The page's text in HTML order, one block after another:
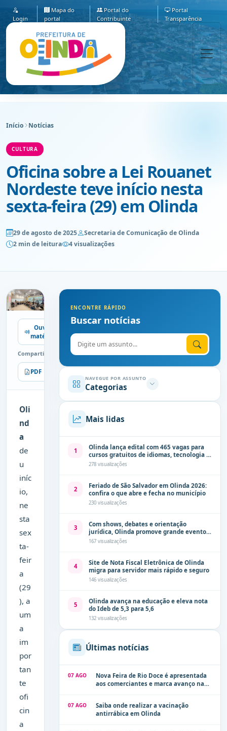
Login
Mapa do
portal
Portal do
Contribuinte
Portal
Transparência
Início Notícias
CULTURA
Oficina sobre a Lei Rouanet
Nordeste teve início nesta
sexta-feira (29) em Olinda
29 de agosto de 2025
Secretaria de Comunicação de Olinda
2 min de leitura
4 visualizações
Ouvir
matéria
Compartilhe
PDF Imprimir
Oli
nd
a
de
u
iníc
io,
ne
sta
sex
ta-
feir
a
(29
), a
um
a
im
por
tan
te
ofi
cin
a
ENCONTRE RÁPIDO
Buscar notícias
Digite o assunto
NAVEGUE POR ASSUNTO
Categorias
Mais lidas
1
Olinda lança edital com 465 vagas para
cursos gratuitos de idiomas, tecnologia e
comunicação
278 visualizações
2
Feriado de São Salvador em Olinda 2026:
confira o que abre e fecha no município
230 visualizações
3
Com shows, debates e orientação
jurídica, Olinda promove grande evento
de combate à violência contra a mulher
neste sábado (8)
167 visualizações
4
Site de Nota Fiscal Eletrônica de Olinda
migra para servidor mais rápido e seguro
146 visualizações
5
Olinda avança na educação e eleva nota
do Ideb de 5,3 para 5,6
132 visualizações
Últimas notícias
07 AGO
Nova Feira de Rio Doce é apresentada
aos comerciantes e marca avanço na
07 AGO
Saiba onde realizar a vacinação
antirrábica em Olinda